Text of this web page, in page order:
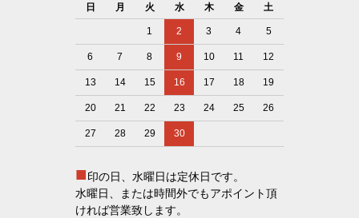
日
月 火 水 木 金 土
1 2 3 4 5
6 7 8 9 10 11 12
13 14 15 16 17 18 19
20 21 22 23 24 25 26
27 28 29 30
■印の日、水曜日は定休日です。
水曜日、または時間外でもアポイント頂
ければ営業致します。